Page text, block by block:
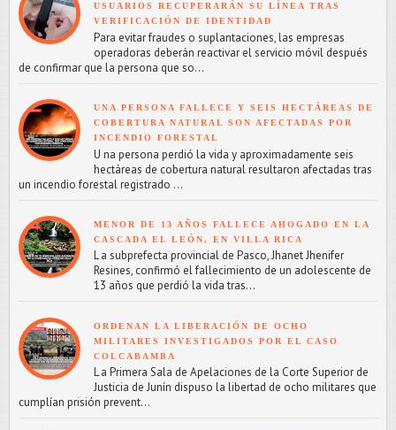
USUARIOS RECUPERARÁN SU LÍNEA TRAS
VERIFICACIÓN DE IDENTIDAD
Para evitar fraudes o suplantaciones, las empresas
operadoras deberán reactivar el servicio móvil después
de confirmar que la persona que so...
UNA PERSONA FALLECE Y SEIS HECTÁREAS DE
COBERTURA NATURAL SON AFECTADAS POR
INCENDIO FORESTAL
U na persona perdió la vida y aproximadamente seis
hectáreas de cobertura natural resultaron afectadas tras
un incendio forestal registrado ...
MENOR DE 13 AÑOS FALLECE AHOGADO EN LA
CASCADA EL LEÓN, EN VILLA RICA
L a subprefecta provincial de Pasco, Jhanet Jhenifer
Resines, confirmó el fallecimiento de un adolescente de
13 años que perdió la vida tras...
ORDENAN LA LIBERACIÓN DE OCHO
MILITARES INVESTIGADOS POR EL CASO
COLCABAMBA
L a Primera Sala de Apelaciones de la Corte Superior de
Justicia de Junín dispuso la libertad de ocho militares que
cumplían prisión prevent...